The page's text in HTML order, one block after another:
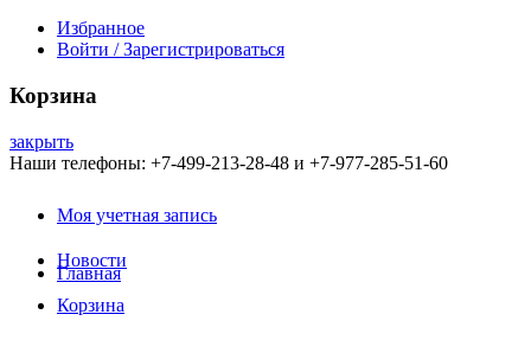
Избранное
Войти / Зарегистрироваться
Корзина
закрыть
Наши телефоны: +7-499-213-28-48 и +7-977-285-51-60
Моя учетная запись
Новости
Корзина
Главная